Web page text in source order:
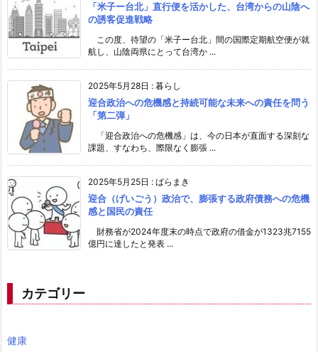
「米子ー台北」直行便を活かした、台湾からの山陰へ
の誘客促進戦略
この度、待望の「米子ー台北」間の国際定期航空便が就
航し、山陰両県にとって台湾か ...
2025年5月28日 : 暮らし
迎合政治への危機感と持続可能な未来への責任を問う
「第二弾」
「迎合政治への危機感」は、今の日本が直面する深刻な
課題、すなわち、際限なく膨張 ...
2025年5月25日 : ばらまき
迎合（げいごう）政治で、膨張する政府債務への危機
感と国民の責任
財務省が2024年度末の時点で政府の借金が1323兆7155
億円に達したと発表 ...
カテゴリー
健康